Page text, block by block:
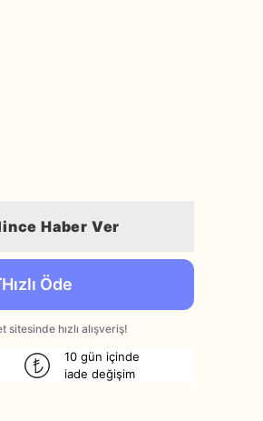
Haber Ver
10 gün içinde
iade değişim